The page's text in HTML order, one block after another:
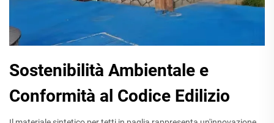
Sostenibilità Ambientale e
Conformità al Codice Edilizio